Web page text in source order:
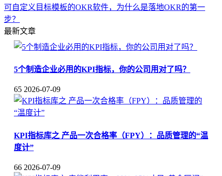
可自定义目标模板的OKR软件，为什么是落地OKR的第一
步？
最新文章
5个制造企业必用的KPI指标，你的公司用对了吗？
65 2026-07-09
KPI指标库之 产品一次合格率（FPY）：品质管理的“温
度计”
66 2026-07-09